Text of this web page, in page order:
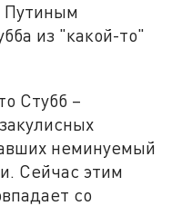
Путиным
из "какой-то"
Стубб –
неминуемый
Сейчас этим
со